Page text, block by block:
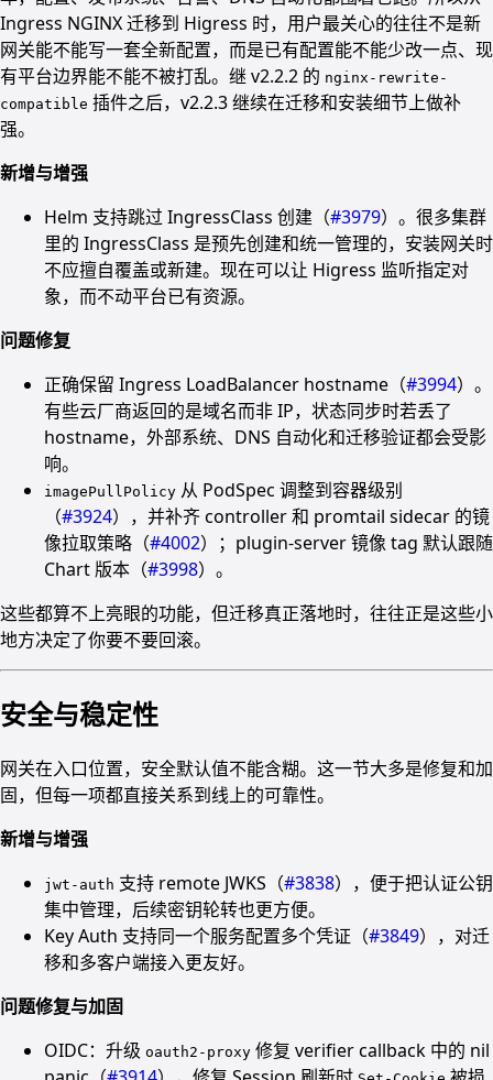
Ingress NGINX 迁移到 Higress 时，用户最关心的往往不是新
网关能不能写一套全新配置，而是已有配置能不能少改一点、现
有平台边界能不能不被打乱。继 v2.2.2 的 nginx-rewrite-
compatible 插件之后，v2.2.3 继续在迁移和安装细节上做补
强。
新增与增强
Helm 支持跳过 IngressClass 创建（#3979）。很多集群
里的 IngressClass 是预先创建和统一管理的，安装网关时
不应擅自覆盖或新建。现在可以让 Higress 监听指定对
象，而不动平台已有资源。
问题修复
正确保留 Ingress LoadBalancer hostname（#3994）。
有些云厂商返回的是域名而非 IP，状态同步时若丢了
hostname，外部系统、DNS 自动化和迁移验证都会受影
响。
imagePullPolicy 从 PodSpec 调整到容器级别
（#3924），并补齐 controller 和 promtail sidecar 的镜
像拉取策略（#4002）；plugin-server 镜像 tag 默认跟随
Chart 版本（#3998）。
这些都算不上亮眼的功能，但迁移真正落地时，往往正是这些小
地方决定了你要不要回滚。
安全与稳定性
网关在入口位置，安全默认值不能含糊。这一节大多是修复和加
固，但每一项都直接关系到线上的可靠性。
新增与增强
jwt-auth 支持 remote JWKS（#3838），便于把认证公钥
集中管理，后续密钥轮转也更方便。
Key Auth 支持同一个服务配置多个凭证（#3849），对迁
移和多客户端接入更友好。
问题修复与加固
OIDC：升级 oauth2-proxy 修复 verifier callback 中的 nil